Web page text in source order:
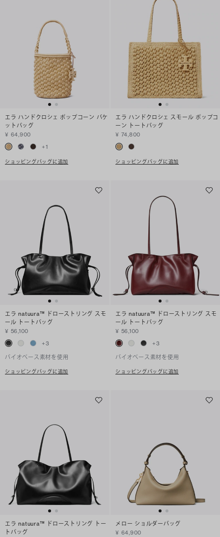
エラ ハンドクロシェ ポップコーン バケ
ットバッグ
¥ 64,900
+1
ショッピングバッグに追加
エラ ハンドクロシェ スモール ポップコ
ーン トートバッグ
¥ 74,800
ショッピングバッグに追加
エラ natuura™ ドローストリング スモ
ール トートバッグ
¥ 56,100
+3
バイオベース素材を使用
ショッピングバッグに追加
エラ natuura™ ドローストリング スモ
ール トートバッグ
¥ 56,100
+3
バイオベース素材を使用
ショッピングバッグに追加
エラ natuura™ ドローストリング トー
トバッグ
メロー ショルダーバッグ
¥ 64,900